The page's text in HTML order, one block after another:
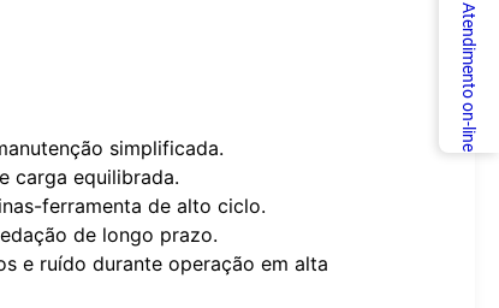
Atendimento on-line
simplificada.
carga equilibrada.
ferramenta de alto ciclo.
de longo prazo.
e ruído durante operação em alta